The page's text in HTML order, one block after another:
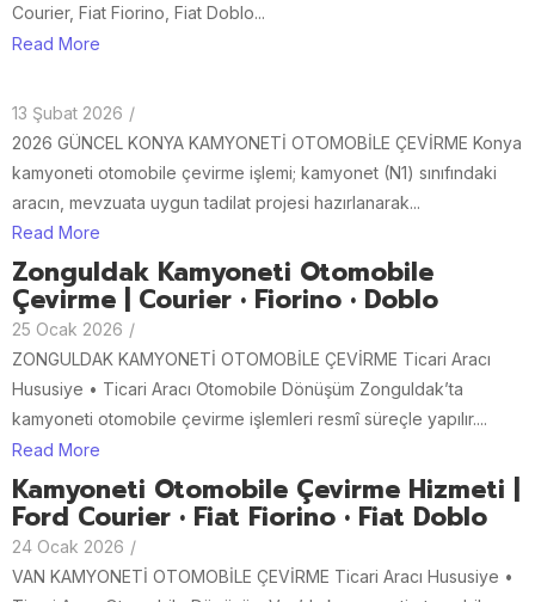
Courier, Fiat Fiorino, Fiat Doblo...
Read More
13 Şubat 2026 /
2026 GÜNCEL KONYA KAMYONETİ OTOMOBİLE ÇEVİRME Konya
kamyoneti otomobile çevirme işlemi; kamyonet (N1) sınıfındaki
aracın, mevzuata uygun tadilat projesi hazırlanarak...
Read More
Zonguldak Kamyoneti Otomobile
Çevirme | Courier • Fiorino • Doblo
25 Ocak 2026 /
ZONGULDAK KAMYONETİ OTOMOBİLE ÇEVİRME Ticari Aracı
Hususiye • Ticari Aracı Otomobile Dönüşüm Zonguldak’ta
kamyoneti otomobile çevirme işlemleri resmî süreçle yapılır....
Read More
Kamyoneti Otomobile Çevirme Hizmeti |
Ford Courier • Fiat Fiorino • Fiat Doblo
24 Ocak 2026 /
VAN KAMYONETİ OTOMOBİLE ÇEVİRME Ticari Aracı Hususiye •